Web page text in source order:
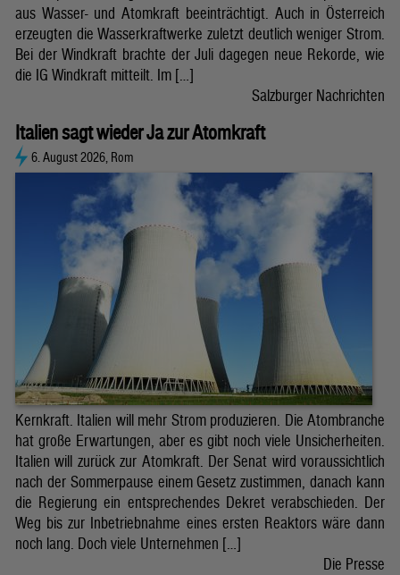
aus Wasser- und Atomkraft beeinträchtigt. Auch in Österreich
erzeugten die Wasserkraftwerke zuletzt deutlich weniger Strom.
Bei der Windkraft brachte der Juli dagegen neue Rekorde, wie
die IG Windkraft mitteilt. Im […]
Salzburger Nachrichten
Italien sagt wieder Ja zur Atomkraft
6. August 2026, Rom
Kernkraft. Italien will mehr Strom produzieren. Die Atombranche
hat große Erwartungen, aber es gibt noch viele Unsicherheiten.
Italien will zurück zur Atomkraft. Der Senat wird voraussichtlich
nach der Sommerpause einem Gesetz zustimmen, danach kann
die Regierung ein entsprechendes Dekret verabschieden. Der
Weg bis zur Inbetriebnahme eines ersten Reaktors wäre dann
noch lang. Doch viele Unternehmen […]
Die Presse